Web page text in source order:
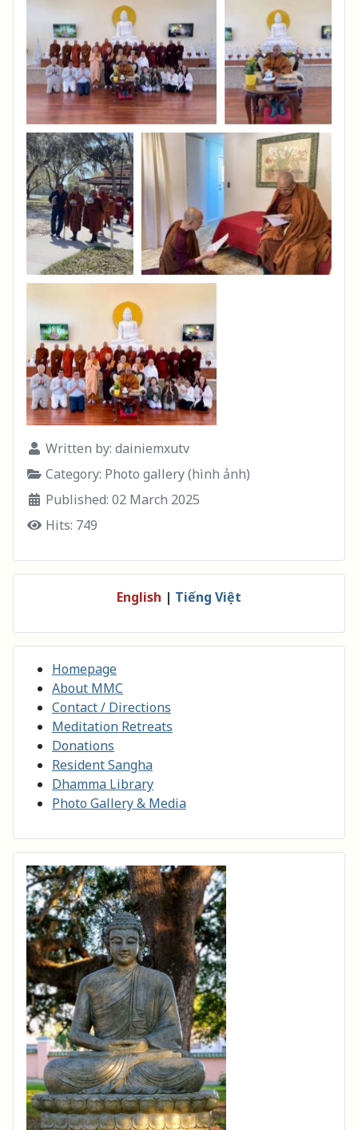
English | Tiếng Việt
Homepage
About MMC
Contact / Directions
Meditation Retreats
Donations
Resident Sangha
Dhamma Library
Photo Gallery & Media
Written by: dainiemxutv
Category: Photo gallery (hình ảnh)
Published: 02 March 2025
Hits: 749